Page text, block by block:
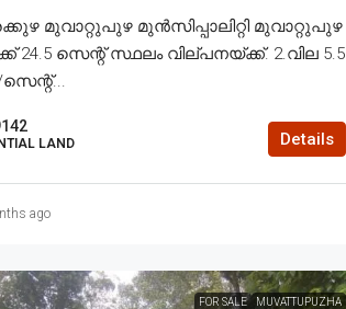
മുവാറ്റുപുഴ മുൻസിപ്പാലിറ്റി മുവാറ്റുപുഴ
24.5 സെന്റ് സ്ഥലം വില്പനയ്ക്ക്. 2.വില 5.5
LAND Details
ago
FOR SALE MUVATTUPUZHA